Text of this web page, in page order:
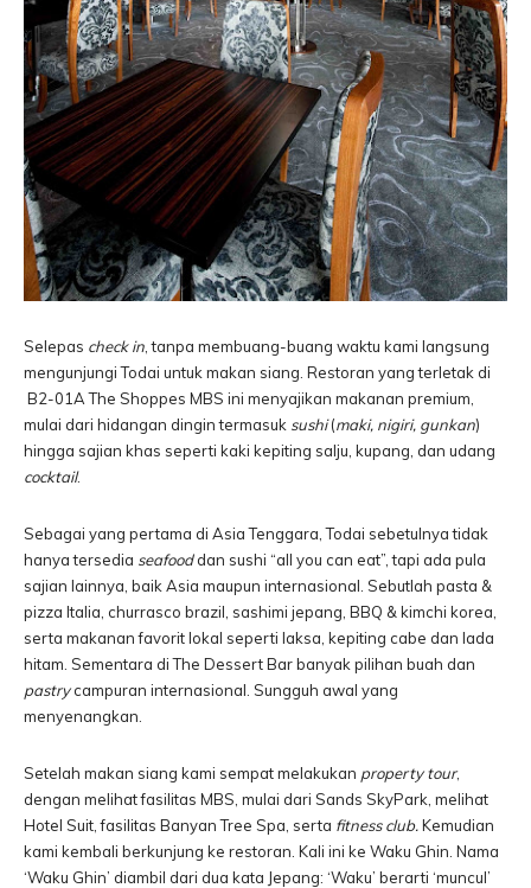
Selepas check in , tanpa membuang-buang waktu kami langsung
mengunjungi Todai untuk makan siang. Restoran yang terletak di
B2-01A The Shoppes MBS ini menyajikan makanan premium,
mulai dari hidangan dingin termasuk sushi(maki, nigiri, gunkan)
hingga sajian khas seperti kaki kepiting salju, kupang, dan udang
cocktail.
Sebagai yang pertama di Asia Tenggara, Todai sebetulnya tidak
hanya tersedia seafooddan sushi “all you can eat”, tapi ada pula
sajian lainnya, baik Asia maupun internasional. Sebutlah pasta &
pizza Italia, churrasco brazil, sashimi jepang, BBQ & kimchi korea,
serta makanan favorit lokal seperti laksa, kepiting cabe dan lada
hitam. Sementara di The Dessert Bar banyak pilihan buah dan
pastrycampuran internasional. Sungguh awal yang
menyenangkan.
Setelah makan siang kami sempat melakukan property tour,
dengan melihat fasilitas MBS, mulai dari Sands SkyPark, melihat
Hotel Suit, fasilitas Banyan Tree Spa, serta fitness club.Kemudian
kami kembali berkunjung ke restoran. Kali ini ke Waku Ghin. Nama
‘Waku Ghin’ diambil dari dua kata Jepang: ‘Waku’ berarti ‘muncul’